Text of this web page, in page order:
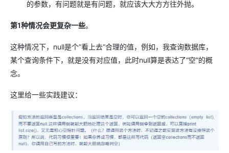
的参数，有问题就是有问题，就应该大大方方往外抛。
第1种情况会更复杂一些。
这种情况下，null是个”看上去“合理的值，例如，我查询数据库，
某个查询条件下，就是没有对应值，此时null算是表达了“空”的概
念。
这里给一些实践建议：